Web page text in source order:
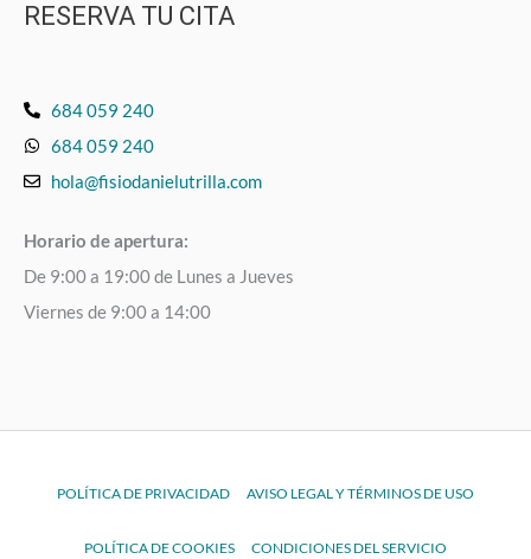
RESERVA TU CITA
684 059 240
684 059 240
hola@fisiodanielutrilla.com
Horario de apertura:
De 9:00 a 19:00 de Lunes a Jueves
Viernes de 9:00 a 14:00
POLÍTICA DE PRIVACIDAD AVISO LEGAL Y TÉRMINOS DE USO
POLÍTICA DE COOKIES CONDICIONES DEL SERVICIO